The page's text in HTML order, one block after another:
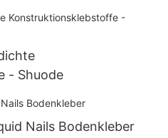
- Shuode
Nails Bodenkleber